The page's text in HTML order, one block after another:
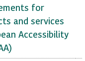
for
and services
Accessibility